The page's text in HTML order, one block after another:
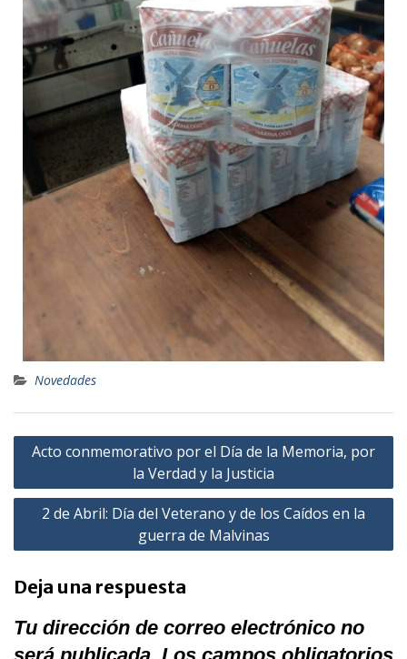
Novedades
Acto conmemorativo por el Día de la Memoria, por
la Verdad y la Justicia
2 de Abril: Día del Veterano y de los Caídos en la
guerra de Malvinas
Deja una respuesta
Tu dirección de correo electrónico no